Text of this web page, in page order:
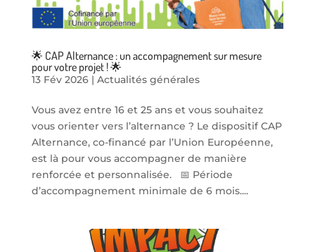
🌟 CAP Alternance : un accompagnement sur mesure
pour votre projet ! 🌟
13 Fév 2026| Actualités générales
Vous avez entre 16 et 25 ans et vous souhaitez
vous orienter vers l’alternance ? Le dispositif CAP
Alternance, co-financé par l’Union Européenne,
est là pour vous accompagner de manière
renforcée et personnalisée. 📅 Période
d’accompagnement minimale de 6 mois....